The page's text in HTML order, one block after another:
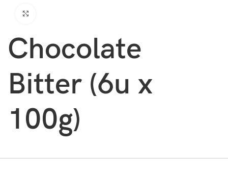
Chocolate
Bitter (6u x
100g)